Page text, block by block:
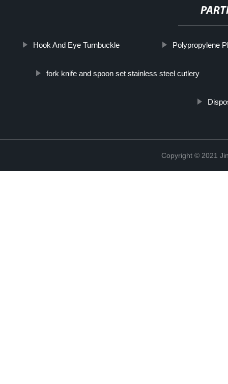
Hook And Eye Turnbuckle Polypropylene
fork knife and spoon set stainless steel cutlery
Copyright © 2021